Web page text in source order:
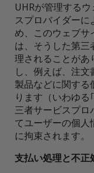
UHRが管理する
スプロバイダーに
め、このウェブサ
は、そうした第
理されることがあ
し、例えば、注
製品などに関する
ります（いわゆ
三者サービスプロ
てユーザーの個人
に拘束されます。
支払い処理と不正